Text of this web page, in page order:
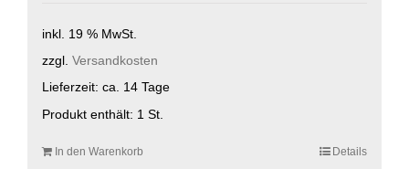
inkl. 19 % MwSt.
zzgl. Versandkosten
Lieferzeit: ca. 14 Tage
Produkt enthält: 1 St.
In den Warenkorb Details